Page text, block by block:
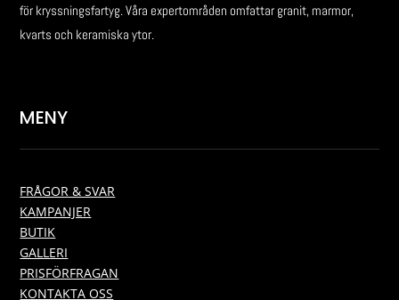
för kryssningsfartyg. Våra expertområden omfattar granit, marmor,
kvarts och keramiska ytor.
MENY
FRÅGOR & SVAR
KAMPANJER
BUTIK
GALLERI
PRISFÖRFRAGAN
KONTAKTA OSS